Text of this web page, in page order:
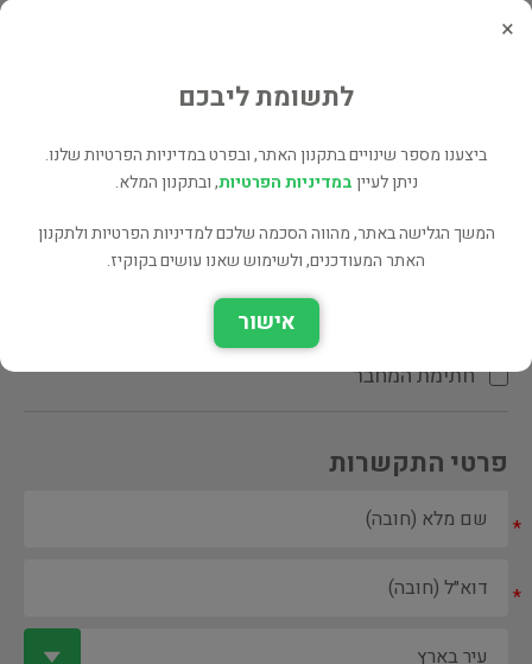
הקדשת המחבר\המתרגם
חתימת המחבר
פרטי התקשרות
*
*
×
לתשומת ליבכם
ביצענו מספר שינויים בתקנון האתר, ובפרט במדיניות הפרטיות שלנו.
ניתן לעייןבמדיניות הפרטיות, ובתקנון המלא.
המשך הגלישה באתר, מהווה הסכמה שלכם למדיניות הפרטיות ולתקנון
האתר המעודכנים, ולשימוש שאנו עושים בקוקיז.
אישור